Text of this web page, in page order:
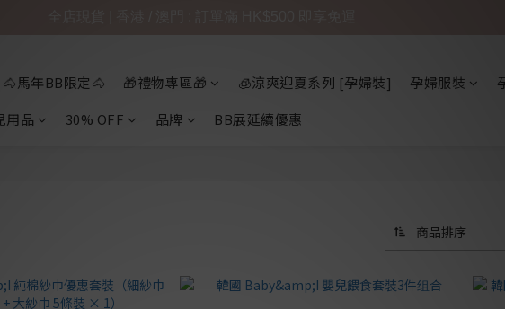
🐴馬年BB限定🐴 🎁禮物專區🎁 🧊涼爽迎夏系列 [孕婦裝] 孕婦服裝
用品
30% OFF 品牌 BB展延續優惠
商品排序